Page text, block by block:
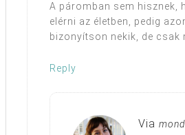
A páromban sem hisznek,
elérni az életben, pedig
bizonyítson nekik, de csak
Reply
Via